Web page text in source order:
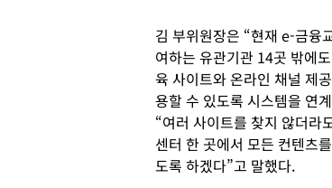
김 부위원장은 “현재 e-금융
여하는 유관기관 14곳 밖에
육 사이트와 온라인 채널 제
용할 수 있도록 시스템을 연
“여러 사이트를 찾지 않더라
센터 한 곳에서 모든 컨텐츠
도록 하겠다”고 말했다.